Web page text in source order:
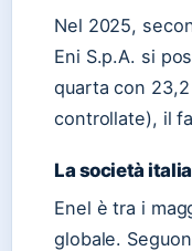
Nel 2025,
Eni S.p.A. si
quarta con
controllate), il
La società
Enel è tra i
globale.